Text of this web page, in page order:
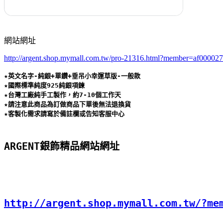
網站網址
http://argent.shop.mymall.com.tw/pro-
★英文名字-純銀+單鑽+垂吊小幸運草版-一般款
★國際標準純度925純銀項鍊
★台灣工廠純手工製作，約7-10個工作天
★請注意此商品為訂做商品下單後無法退換貨
★客製化需求請寫於備註欄或告知客服中心
ARGENT銀飾精品網站網址
http://argent.shop.mymall.com.tw/